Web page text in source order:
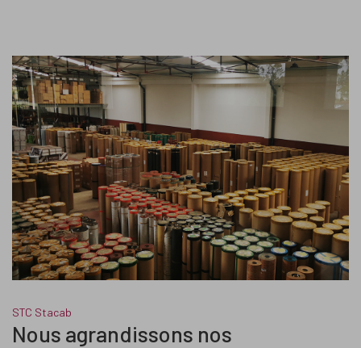
STC Stacab
Nous agrandissons nos